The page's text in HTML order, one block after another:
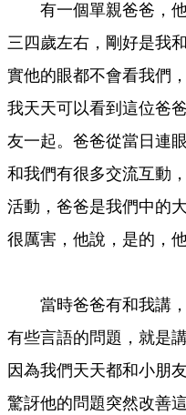
有一個單親爸爸，他
三四歲左右，剛好是我
實他的眼都不會看我們
我天天可以看到這位爸
友一起。爸爸從當日連
和我們有很多交流互動
活動，爸爸是我們中的
很厲害，他說，是的，
當時爸爸有和我講，
有些言語的問題，就是
因為我們天天都和小朋
驚訝他的問題突然改善